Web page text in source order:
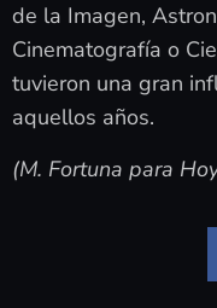
de la Imagen,
Cinematografía o
tuvieron una gran
aquellos años.
(M. Fortuna para